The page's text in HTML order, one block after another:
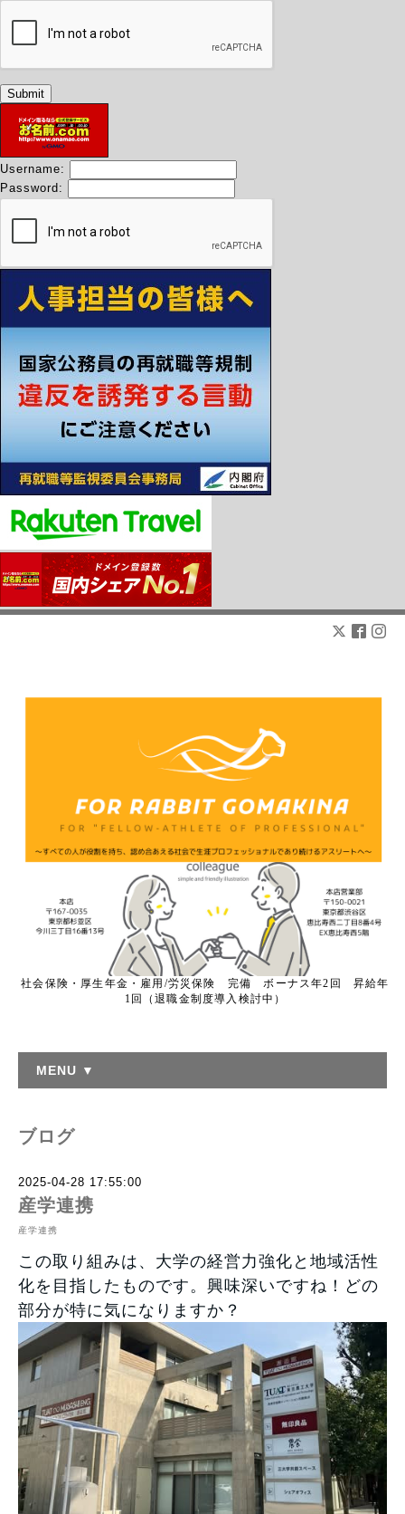
Username:
Password:
社会保険・厚生年金・雇用/労災保険 完備 ボーナス年2回 昇給年
1回（退職金制度導入検討中）
MENU ▼
ブログ
2025-04-28 17:55:00
産学連携
産学連携
この取り組みは、大学の経営力強化と地域活性
化を目指したものです。興味深いですね！どの
部分が特に気になりますか？